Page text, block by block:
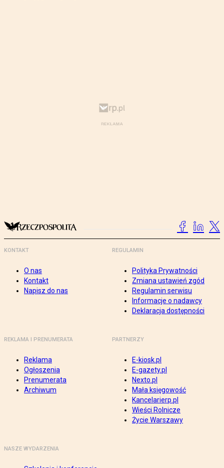
KONTAKT
O nas
Kontakt
Napisz do nas
REGULAMIN
Polityka Prywatności
Zmiana ustawień zgód
Regulamin serwisu
Informacje o nadawcy
Deklaracja dostępności
REKLAMA I PRENUMERATA
Reklama
Ogłoszenia
Prenumerata
Archiwum
PARTNERZY
E-kiosk.pl
E-gazety.pl
Nexto.pl
Mała księgowość
Kancelarierp.pl
Wieści Rolnicze
Życie Warszawy
NASZE WYDARZENIA